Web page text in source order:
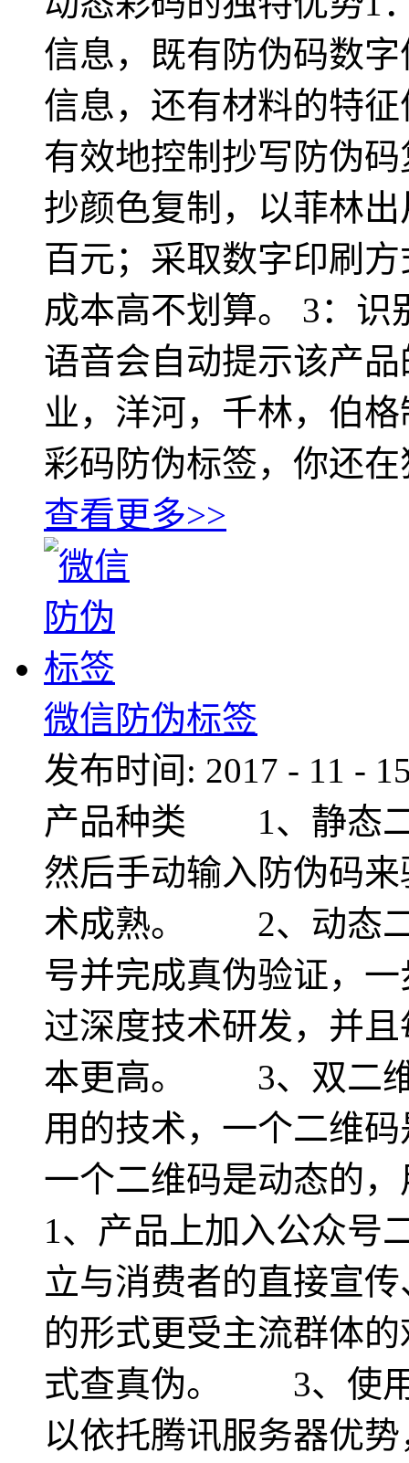
信息，既有防伪码数
信息，还有材料的特
有效地控制抄写防伪
抄颜色复制，以菲林
百元；采取数字印刷
成本高不划算。 3：
语音会自动提示该产
业，洋河，千林，伯
彩码防伪标签，你还
查看更多>>
微信防伪标签
发布时间: 2017 - 11 -
产品种类 1、静态二
然后手动输入防伪码
术成熟。 2、动态二
号并完成真伪验证，
过深度技术研发，并
本更高。 3、双二维
用的技术，一个二维
一个二维码是动态
1、产品上加入公众号
立与消费者的直接宣
的形式更受主流群体
式查真伪。 3、使用
以依托腾讯服务器优